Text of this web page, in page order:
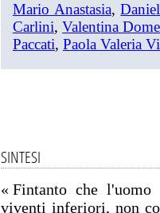
Mario Anastasia,
Carlini, Valentina
Paccati, Paola Valeria
SINTESI
« Fintanto che
viventi inferiori, non